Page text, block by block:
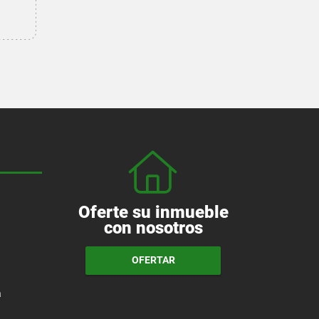
Oferte su inmueble
con nosotros
OFERTAR